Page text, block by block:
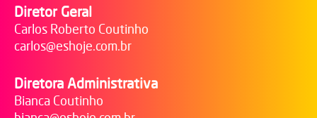
Diretor Geral
Carlos Roberto Coutinho
carlos@eshoje.com.br
Diretora Administrativa
Bianca Coutinho